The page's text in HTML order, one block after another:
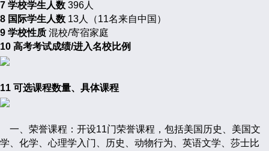
7 学校学生人数 396人
8 国际学生人数 13人（11名来自中国）
9 学校性质 混校/寄宿家庭
10 高考考试成绩/进入名校比例
11 可选课程数量、具体课程
一、荣誉课程：开设11门荣誉课程，包括美国历史、美国文
学、化学、心理学入门、历史、动物行为、英语文学、莎士比